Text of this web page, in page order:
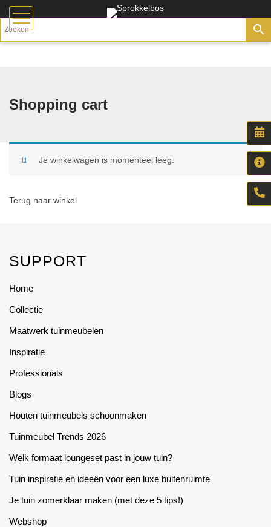
Shopping cart
Je winkelwagen is momenteel leeg.
Terug naar winkel
SUPPORT
Home
Collectie
Maatwerk tuinmeubelen
Inspiratie
Professionals
Blogs
Houten tuinmeubels schoonmaken
Tuinmeubel Trends 2026
Welk formaat loungeset past in jouw tuin?
Tuin inspiratie en ideeën voor een luxe buitenruimte
Je tuin zomerklaar maken (met deze 5 tips!)
Webshop